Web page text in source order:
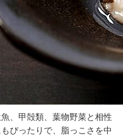
、甲殻類、葉物野菜と相性
ぴったりで、脂っこさを中